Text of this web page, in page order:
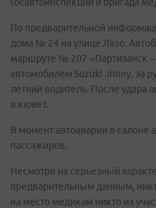
По предварительной
дома № 24 на улице Лазо.
маршруте № 207 «Партизанск –
автомобилем Suzuki Jimny, за
летний водитель. После удара
в кювет.
В момент автоаварии в салоне
пассажиров.
Несмотря на серьезный
предварительным данным,
на место медикам никто из